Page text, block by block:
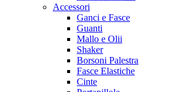
Accessori
Ganci e Fasce
Guanti
Mallo e Olii
Shaker
Borsoni Palestra
Fasce Elastiche
Cinte